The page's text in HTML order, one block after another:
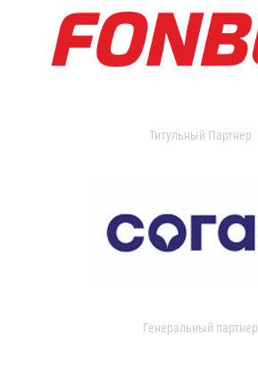
Титульный Партнер
Генеральный партнер